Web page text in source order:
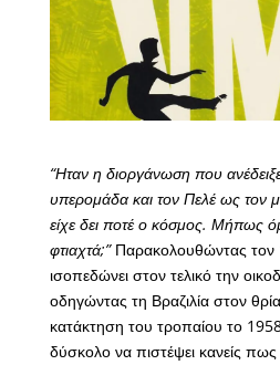
“Ηταν η διοργάνωση που
υπερομάδα και τον Πελέ ως τον
είχε δει ποτέ ο κόσμος. Μήπως
φτιαχτά;”Παρακολουθώντας τον
ισοπεδώνει στον τελικό την
οδηγώντας τη Βραζιλία στον
κατάκτηση του τροπαίου το
δύσκολο να πιστέψει κανείς